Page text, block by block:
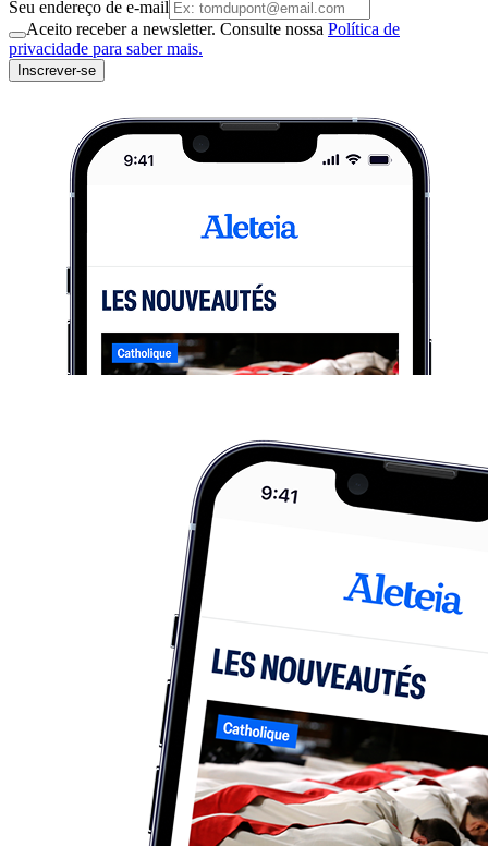
Seu endereço de e-mail
Aceito receber a newsletter. Consulte nossa Política de
privacidade para saber mais.
Inscrever-se